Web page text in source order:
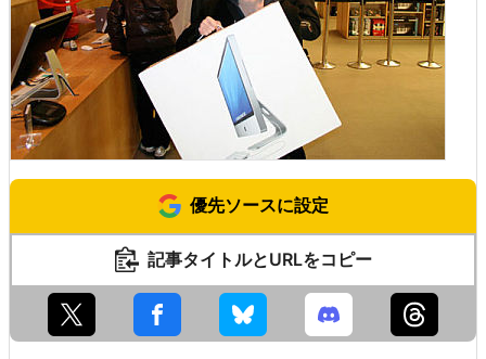
優先ソースに設定
記事タイトルとURLをコピー